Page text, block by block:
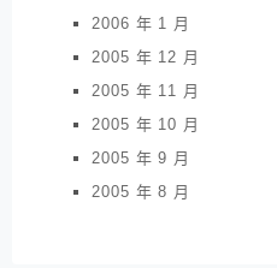
2006 年 1 月
2005 年 12 月
2005 年 11 月
2005 年 10 月
2005 年 9 月
2005 年 8 月